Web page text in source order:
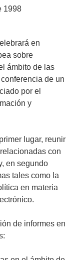
1998
en
sobre
ámbito de las
de un
por el
y
lugar, reunir
con
en segundo
tales como la
en materia
de informes en